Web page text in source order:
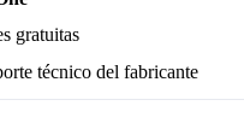
gratuitas
técnico del fabricante